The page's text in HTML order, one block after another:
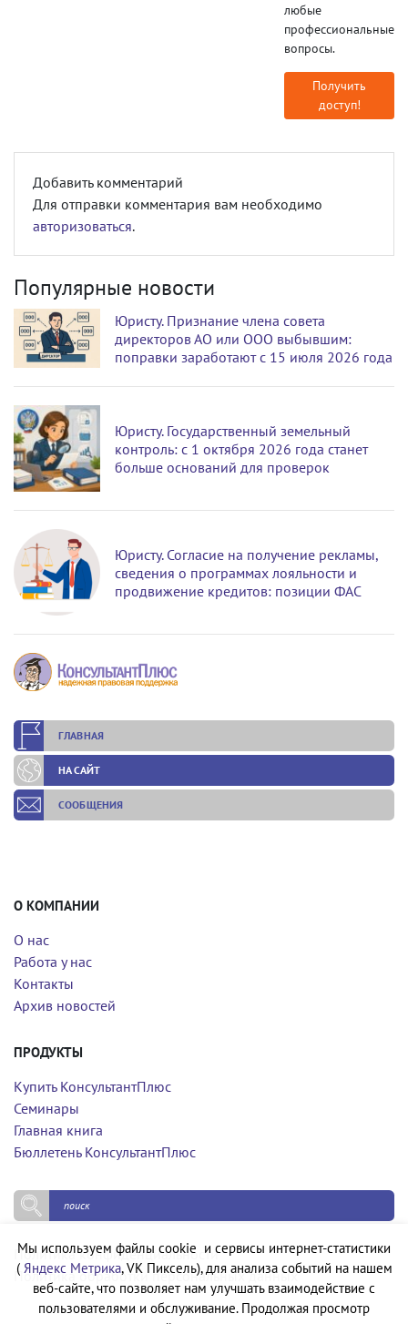
любые
профессиональные
вопросы.
Получить
доступ!
Добавить комментарий
Для отправки комментария вам необходимо
авторизоваться.
Популярные новости
Юристу. Признание члена совета
директоров АО или ООО выбывшим:
поправки заработают с 15 июля 2026 года
Юристу. Государственный земельный
контроль: с 1 октября 2026 года станет
больше оснований для проверок
Юристу. Согласие на получение рекламы,
сведения о программах лояльности и
продвижение кредитов: позиции ФАС
ГЛАВНАЯ
НА САЙТ
СООБЩЕНИЯ
О КОМПАНИИ
О нас
Работа у нас
Контакты
Архив новостей
ПРОДУКТЫ
Купить КонсультантПлюс
Семинары
Главная книга
Бюллетень КонсультантПлюс
Политика конфиденциальности
Политика обработки персональных данных
Мы используем файлы cookie и сервисы интернет-статистики
( Яндекс Метрика, VK Пиксель), для анализа событий на нашем
веб-сайте, что позволяет нам улучшать взаимодействие с
пользователями и обслуживание. Продолжая просмотр